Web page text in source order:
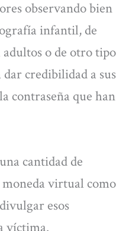
observando bien
infantil, de
adultos o de otro tipo
credibilidad a sus
contraseña que han
cantidad de
virtual como
esos